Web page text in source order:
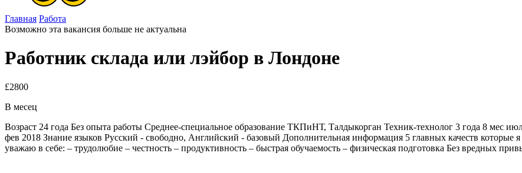
Главная Работа
Возможно эта вакансия больше не актуальна
Работник склада или лэйбор в Лондоне
£2800
В месец
Возраст 24 года Без опыта работы Среднее-специальное образование ТКПиНТ, Талдыкорган Техник-технолог 3 года 8 мес
фев 2018 Знание языков Русский - свободно, Английский - базовый Дополнительная информация 5 главных качеств которые я
уважаю в себе: – трудолюбие – честность – продуктивность – быстрая обучаемость – физическая подготовка Без вредных